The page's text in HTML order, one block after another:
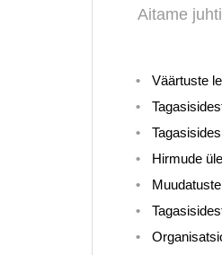
Aitame
Väärtuste
Hirmude